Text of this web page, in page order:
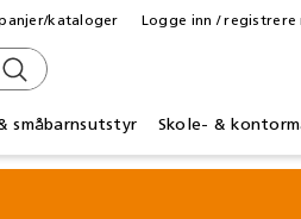
småbarnsutstyr Skole- &
kataloger Logge inn / registrere